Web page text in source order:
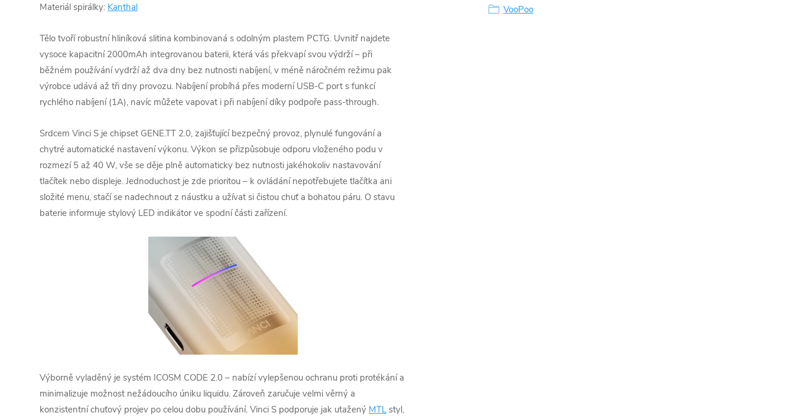
Materiál spirálky: Kanthal
Tělo tvoří robustní hliníková slitina kombinovaná s odolným plastem PCTG. Uvnitř najdete
vysoce kapacitní 2000mAh integrovanou baterii, která vás překvapí svou výdrží – při
běžném používání vydrží až dva dny bez nutnosti nabíjení, v méně náročném režimu pak
výrobce udává až tři dny provozu. Nabíjení probíhá přes moderní USB-C port s funkcí
rychlého nabíjení (1A), navíc můžete vapovat i při nabíjení díky podpoře pass-through.
Srdcem Vinci S je chipset GENE.TT 2.0, zajišťující bezpečný provoz, plynulé fungování a
chytré automatické nastavení výkonu. Výkon se přizpůsobuje odporu vloženého podu v
rozmezí 5 až 40 W, vše se děje plně automaticky bez nutnosti jakéhokoliv nastavování
tlačítek nebo displeje. Jednoduchost je zde prioritou – k ovládání nepotřebujete tlačítka ani
složité menu, stačí se nadechnout z náustku a užívat si čistou chuť a bohatou páru. O stavu
baterie informuje stylový LED indikátor ve spodní části zařízení.
Výborně vyladěný je systém ICOSM CODE 2.0 – nabízí vylepšenou ochranu proti protékání a
minimalizuje možnost nežádoucího úniku liquidu. Zároveň zaručuje velmi věrný a
konzistentní chuťový projev po celou dobu používání. Vinci S podporuje jak utažený MTL styl,
VooPoo